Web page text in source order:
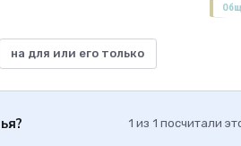
на для или его только
1 из 1 посчитали